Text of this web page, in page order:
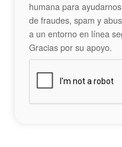
humana para
de fraudes, spam y
a un entorno en línea
Gracias por su apoyo.